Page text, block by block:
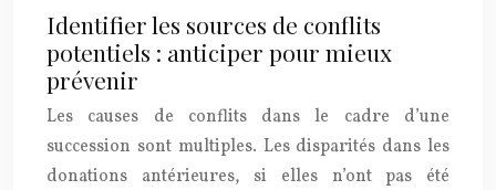
Identifier les sources de conflits
potentiels : anticiper pour mieux
prévenir
Les causes de conflits dans le cadre d’une
succession sont multiples. Les disparités dans les
donations antérieures, si elles n’ont pas été